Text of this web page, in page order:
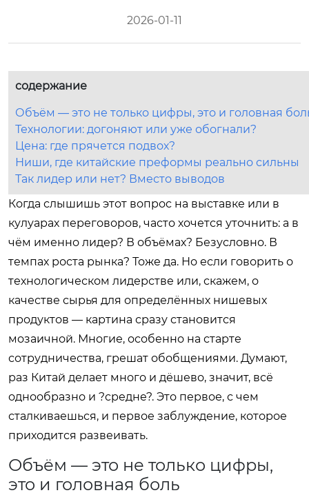
2026-01-11
содержание
Объём — это не только цифры, это и головная
Технологии: догоняют или уже обогнали?
Цена: где прячется подвох?
Ниши, где китайские преформы реально сильны
Так лидер или нет? Вместо выводов
Когда слышишь этот вопрос на выставке или в
кулуарах переговоров, часто хочется уточнить: а в
чём именно лидер? В объёмах? Безусловно. В
темпах роста рынка? Тоже да. Но если говорить о
технологическом лидерстве или, скажем, о
качестве сырья для определённых нишевых
продуктов — картина сразу становится
мозаичной. Многие, особенно на старте
сотрудничества, грешат обобщениями. Думают,
раз Китай делает много и дёшево, значит, всё
однообразно и ?средне?. Это первое, с чем
сталкиваешься, и первое заблуждение, которое
приходится развеивать.
Объём — это не только цифры,
это и головная боль